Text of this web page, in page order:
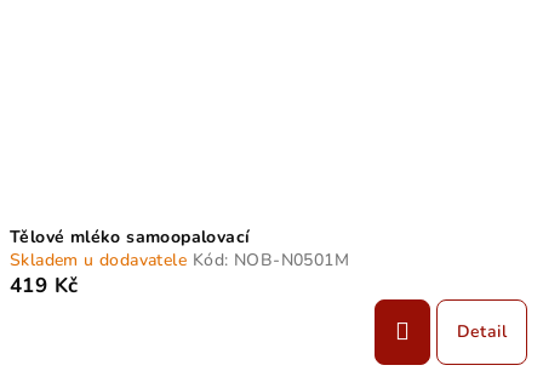
Tělové mléko samoopalovací
Skladem u dodavatele Kód: NOB-N0501M
419 Kč
Detail